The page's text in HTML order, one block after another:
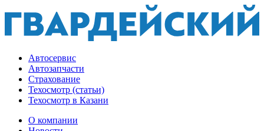
Автосервис
Автозапчасти
Страхование
Техосмотр (статьи)
Техосмотр в Казани
О компании